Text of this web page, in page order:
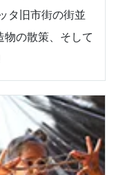
タ旧市街の街並
の散策、そして